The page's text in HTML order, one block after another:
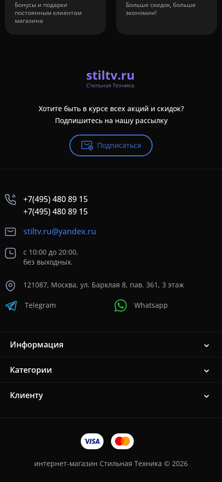
Бонусы и подарки
постоянным клиентам
магазина
Больше скидок, больше
экономии!
Хотите быть в курсе всех акций и скидок?
Подпишитесь на нашу рассылку
Подписаться
+7(495) 480 89 15
+7(495) 480 89 15
stiltv.ru@yandex.ru
с 10:00 до 20:00,
без выходных.
121087, Москва, ул. Барклая 8, пав. 361, 3 этаж
Telegram Whatsapp
Информация
Категории
Клиенту
интернет-магазин Стильная Техника © 2026